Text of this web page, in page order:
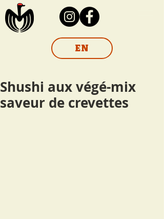
EN
Shushi aux végé-mix
saveur de crevettes